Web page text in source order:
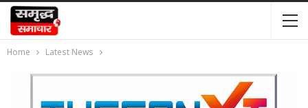
Home Latest News